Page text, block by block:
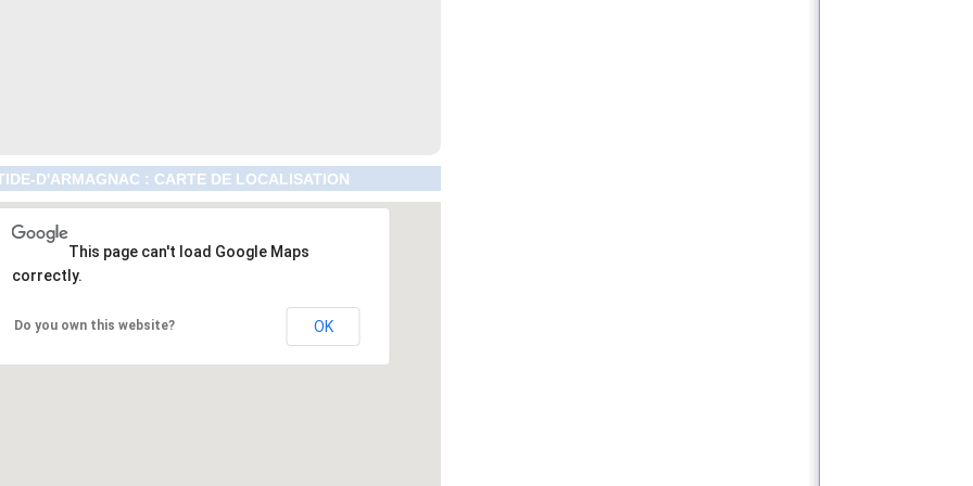
D'ARMAGNAC : CARTE DE LOCALISATION
This page can't load Google Maps
correctly.
Do you own this website? OK